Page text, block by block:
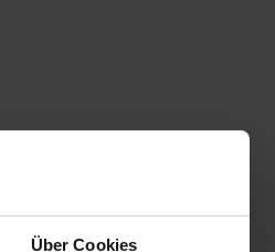
Über Cookies